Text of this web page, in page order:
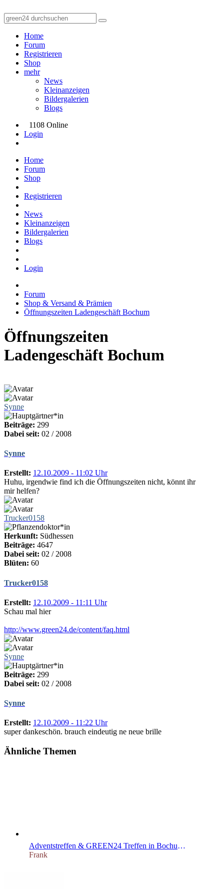
Home
Forum
Registrieren
Shop
mehr
News
Kleinanzeigen
Bildergalerien
Blogs
1108 Online
Login
Home
Forum
Shop
Registrieren
News
Kleinanzeigen
Bildergalerien
Blogs
Login
Forum
Shop & Versand & Prämien
Öffnungszeiten Ladengeschäft Bochum
Öffnungszeiten
Ladengeschäft Bochum
Synne
Beiträge: 299
Dabei seit: 02 / 2008
Synne
Erstellt: 12.10.2009 - 11:02 Uhr
Huhu, irgendwie find ich die Öffnungszeiten nicht, könnt ihr
mir helfen?
Trucker0158
Herkunft: Südhessen
Beiträge: 4647
Dabei seit: 02 / 2008
Blüten: 60
Trucker0158
Erstellt: 12.10.2009 - 11:11 Uhr
Schau mal hier
http://www.green24.de/content/faq.html
Synne
Beiträge: 299
Dabei seit: 02 / 2008
Synne
Erstellt: 12.10.2009 - 11:22 Uhr
super dankeschön. brauch eindeutig ne neue brille
Ähnliche Themen
Adventstreffen & GREEN24 Treffen in Bochum 22.11.2015
Frank